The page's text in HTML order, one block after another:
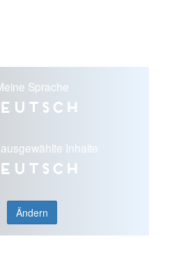
Sprache
Inhalte
Ändern